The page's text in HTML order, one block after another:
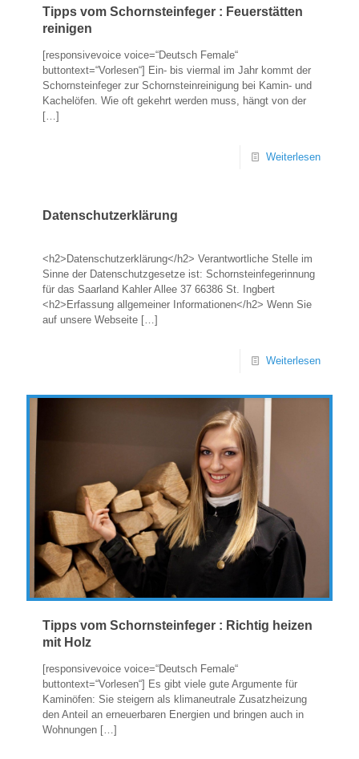
Tipps vom Schornsteinfeger : Feuerstätten
reinigen
[responsivevoice voice=“Deutsch Female“
buttontext=“Vorlesen“] Ein- bis viermal im Jahr kommt der
Schornsteinfeger zur Schornsteinreinigung bei Kamin- und
Kachelöfen. Wie oft gekehrt werden muss, hängt von der
[…]
Weiterlesen
Datenschutzerklärung
<h2>Datenschutzerklärung</h2> Verantwortliche Stelle im
Sinne der Datenschutzgesetze ist: Schornsteinfegerinnung
für das Saarland Kahler Allee 37 66386 St. Ingbert
<h2>Erfassung allgemeiner Informationen</h2> Wenn Sie
auf unsere Webseite […]
Weiterlesen
Tipps vom Schornsteinfeger : Richtig heizen
mit Holz
[responsivevoice voice=“Deutsch Female“
buttontext=“Vorlesen“] Es gibt viele gute Argumente für
Kaminöfen: Sie steigern als klimaneutrale Zusatzheizung
den Anteil an erneuerbaren Energien und bringen auch in
Wohnungen […]